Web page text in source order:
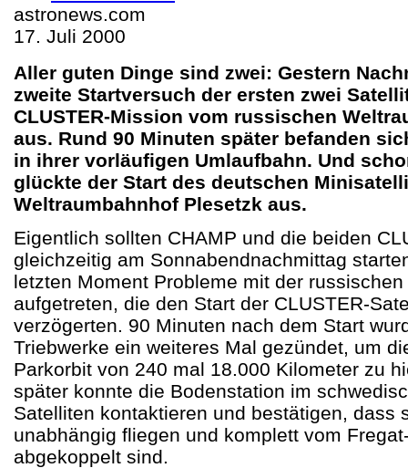
astronews.com
17. Juli 2000
Aller guten Dinge sind zwei: Gestern
zweite Startversuch der ersten zwei
CLUSTER-Mission vom russischen
aus. Rund 90 Minuten später befanden
in ihrer vorläufigen Umlaufbahn. Und
glückte der Start des deutschen
Weltraumbahnhof Plesetzk aus.
Eigentlich sollten CHAMP und die beiden
gleichzeitig am Sonnabendnachmittag
letzten Moment Probleme mit der
aufgetreten, die den Start der CLUSTER-
verzögerten. 90 Minuten nach dem Start
Triebwerke ein weiteres Mal gezündet, um
Parkorbit von 240 mal 18.000 Kilometer zu
später konnte die Bodenstation im
Satelliten kontaktieren und bestätigen, dass
unabhängig fliegen und komplett vom
abgekoppelt sind.